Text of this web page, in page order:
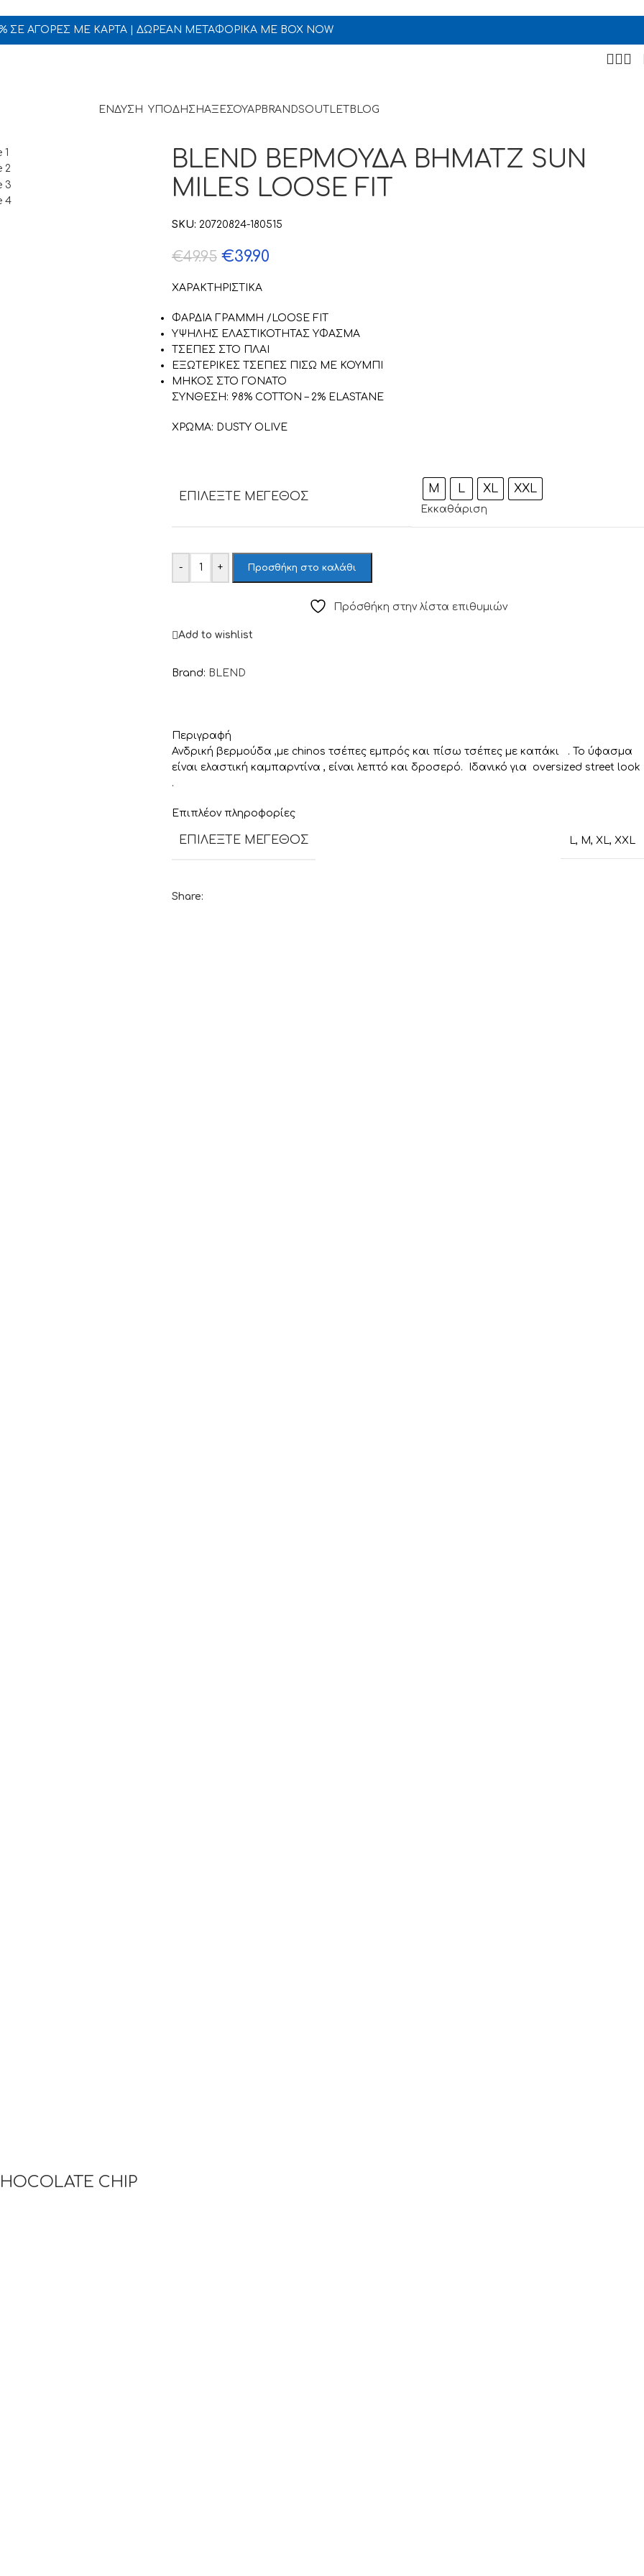
ΣΕ ΑΓΟΡΕΣ ΜΕ ΚΑΡΤΑ | ΔΩΡΕΑΝ ΜΕΤΑΦΟΡΙΚΑ ΜΕ BOX NOW
ΕΝΔΥΣΗ ΥΠΟΔΗΣΗΑΞΕΣΟΥΑΡ BRANDSOUTLET BLOG
BLEND ΒΕΡΜΟΥΔΑ BHMATZ SUN
MILES LOOSE FIT
SKU: 20720824-180515
€49.95 €39.90
ΧΑΡΑΚΤΗΡΙΣΤΙΚΑ
ΦΑΡΔΙΑ ΓΡΑΜΜΗ /LOOSE FIT
ΥΨΗΛΗΣ ΕΛΑΣΤΙΚΟΤΗΤΑΣ ΥΦΑΣΜΑ
ΤΣΕΠΕΣ ΣΤΟ ΠΛΑΙ
ΕΞΩΤΕΡΙΚΕΣ ΤΣΕΠΕΣ ΠΙΣΩ ΜΕ ΚΟΥΜΠΙ
ΜΗΚΟΣ ΣΤΟ ΓΟΝΑΤΟ
ΣΥΝΘΕΣΗ: 98% COTTON – 2% ELASTANE
ΧΡΩΜΑ: DUSTY OLIVE
ΕΠΙΛΈΞΤΕ ΜΈΓΕΘΟΣ
M L XL XXL
Εκκαθάριση
- + Προσθήκη στο καλάθι
Πρόσθήκη στην λίστα επιθυμιών
Add to wishlist
Brand: BLEND
Περιγραφή
Ανδρική βερμούδα ,με chinos τσέπες εμπρός και πίσω τσέπες με καπάκι . Το ύφασμα
είναι ελαστική καμπαρντίνα , είναι λεπτό και δροσερό. Ιδανικό για oversized street look
.
Επιπλέον πληροφορίες
ΕΠΙΛΈΞΤΕ ΜΈΓΕΘΟΣ L, M, XL, XXL
Share:
CHIP